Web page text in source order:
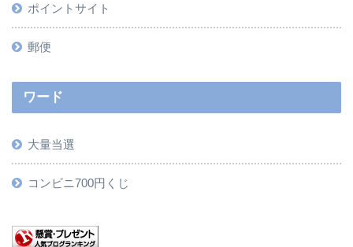
ポイントサイト
郵便
ワード
大量当選
コンビニ700円くじ